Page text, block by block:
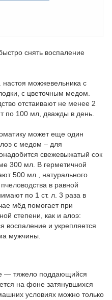
снять воспаление
можжевельника с
с цветочным медом.
отстаивают не менее 2
по 100 мл, дважды в день.
может еще один
с медом – для
свежевыжатый сок
300 мл. В герметичной
500 мл., натурального
в равной
по 1 ст. л. 3 раза в
мёд помогает при
степени, как и алоэ:
воспаление и укрепляется
мужчины.
— тяжело поддающийся
на фоне затянувшихся
условиях можно только